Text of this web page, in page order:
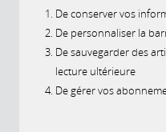
De conserver vos
De personnaliser la
De sauvegarder des
lecture ultérieure
De gérer vos